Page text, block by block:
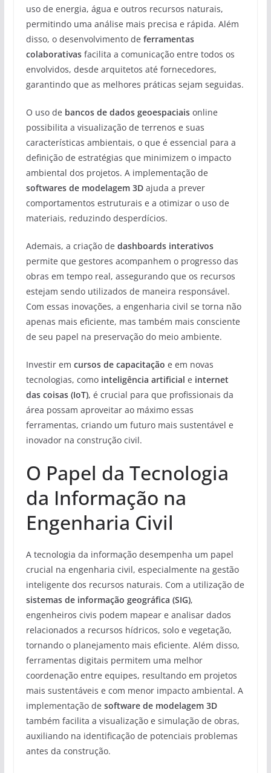
uso de energia, água e outros recursos naturais,
permitindo uma análise mais precisa e rápida. Além
disso, o desenvolvimento de ferramentas
colaborativasfacilita a comunicação entre todos os
envolvidos, desde arquitetos até fornecedores,
garantindo que as melhores práticas sejam seguidas.
O uso de bancos de dados geoespaciaisonline
possibilita a visualização de terrenos e suas
características ambientais, o que é essencial para a
definição de estratégias que minimizem o impacto
ambiental dos projetos. A implementação de
softwares de modelagem 3Dajuda a prever
comportamentos estruturais e a otimizar o uso de
materiais, reduzindo desperdícios.
Ademais, a criação de dashboards interativos
permite que gestores acompanhem o progresso das
obras em tempo real, assegurando que os recursos
estejam sendo utilizados de maneira responsável.
Com essas inovações, a engenharia civil se torna não
apenas mais eficiente, mas também mais consciente
de seu papel na preservação do meio ambiente.
Investir em cursos de capacitação e em novas
tecnologias, como inteligência artificial e internet
das coisas (IoT), é crucial para que profissionais da
área possam aproveitar ao máximo essas
ferramentas, criando um futuro mais sustentável e
inovador na construção civil.
O Papel da Tecnologia
da Informação na
Engenharia Civil
A tecnologia da informação desempenha um papel
crucial na engenharia civil, especialmente na gestão
inteligente dos recursos naturais. Com a utilização de
sistemas de informação geográfica (SIG),
engenheiros civis podem mapear e analisar dados
relacionados a recursos hídricos, solo e vegetação,
tornando o planejamento mais eficiente. Além disso,
ferramentas digitais permitem uma melhor
coordenação entre equipes, resultando em projetos
mais sustentáveis e com menor impacto ambiental. A
implementação de software de modelagem 3D
também facilita a visualização e simulação de obras,
auxiliando na identificação de potenciais problemas
antes da construção.